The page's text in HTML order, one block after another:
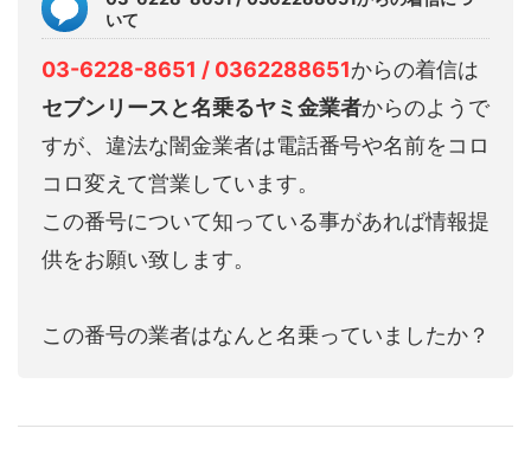
いて
03-6228-8651 / 0362288651からの着信は
セブンリースと名乗るヤミ金業者からのようで
すが、違法な闇金業者は電話番号や名前をコロ
コロ変えて営業しています。
この番号について知っている事があれば情報提
供をお願い致します。
この番号の業者はなんと名乗っていましたか？